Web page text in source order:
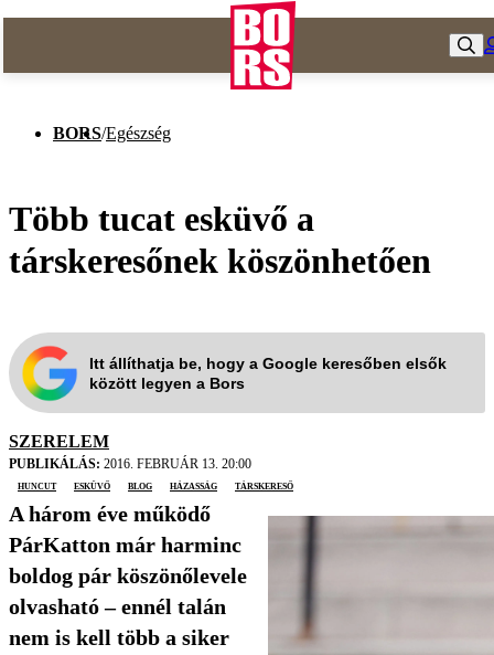
BORS/Egészség
Több tucat esküvő a
társkeresőnek köszönhetően
Itt állíthatja be, hogy a Google keresőben elsők
között legyen a Bors
SZERELEM
PUBLIKÁLÁS: 2016. FEBRUÁR 13. 20:00
huncut
esküvő blog házasság társkereső
A három éve működő
PárKatton már harminc
boldog pár köszönőlevele
olvasható – ennél talán
nem is kell több a siker